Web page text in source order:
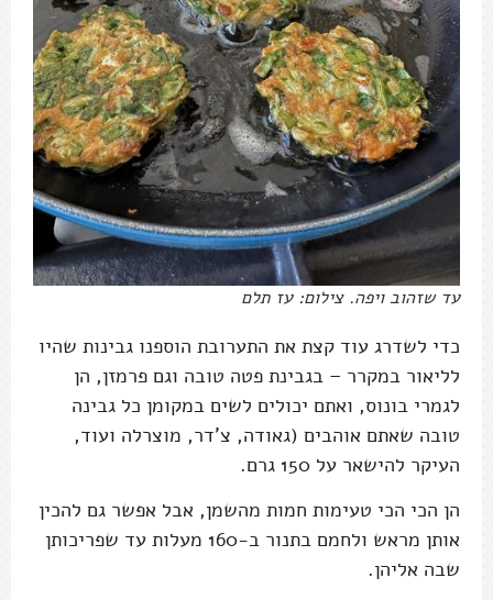
עד שזהוב ויפה. צילום: עז תלם
כדי לשדרג עוד קצת את התערובת הוספנו גבינות שהיו
לליאור במקרר – בגבינת פטה טובה וגם פרמזן, הן
לגמרי בונוס, ואתם יכולים לשים במקומן כל גבינה
טובה שאתם אוהבים (גאודה, צ'דר, מוצרלה ועוד,
העיקר להישאר על 150 גרם.
הן הכי הכי טעימות חמות מהשמן, אבל אפשר גם להכין
אותן מראש ולחמם בתנור ב-160 מעלות עד שפריכותן
שבה אליהן.